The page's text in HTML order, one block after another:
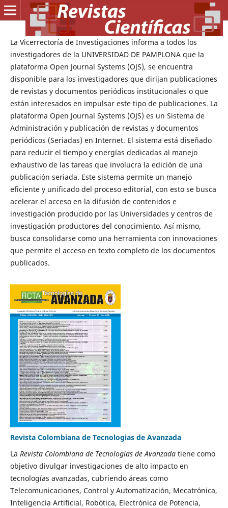
La Vicerrectoría de Investigaciones informa a todos los
investigadores de la UNIVERSIDAD DE PAMPLONA que la
plataforma Open Journal Systems (OJS), se encuentra
disponible para los investigadores que dirijan publicaciones
de revistas y documentos periódicos institucionales o que
están interesados en impulsar este tipo de publicaciones. La
plataforma Open Journal Systems (OJS) es un Sistema de
Administración y publicación de revistas y documentos
periódicos (Seriadas) en Internet. El sistema está diseñado
para reducir el tiempo y energías dedicadas al manejo
exhaustivo de las tareas que involucra la edición de una
publicación seriada. Este sistema permite un manejo
eficiente y unificado del proceso editorial, con esto se busca
acelerar el acceso en la difusión de contenidos e
investigación producido por las Universidades y centros de
investigación productores del conocimiento. Así mismo,
busca consolidarse como una herramienta con innovaciones
que permite el acceso en texto completo de los documentos
publicados.
Revista Colombiana de Tecnologias de Avanzada
La Revista Colombiana de Tecnologías de Avanzadatiene como
objetivo divulgar investigaciones de alto impacto en
tecnologías avanzadas, cubriendo áreas como
Telecomunicaciones, Control y Automatización, Mecatrónica,
Inteligencia Artificial, Robótica, Electrónica de Potencia,